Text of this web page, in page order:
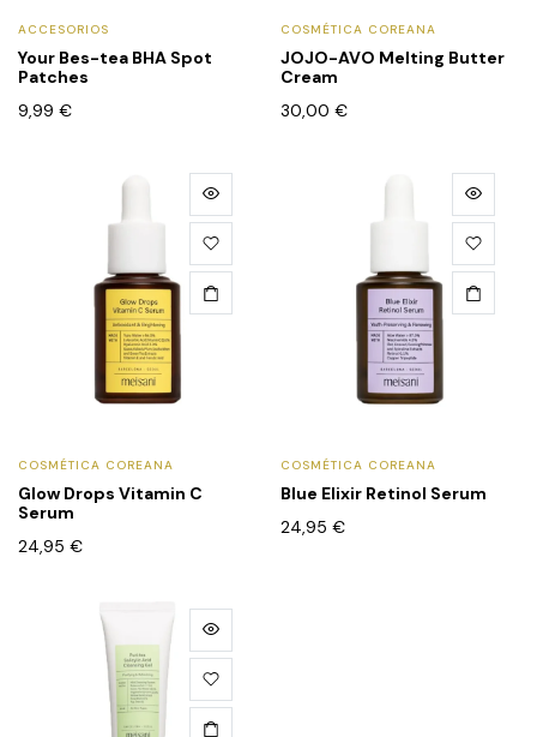
ACCESORIOS
Your Bes-tea BHA Spot
Patches
9,99 €
COSMÉTICA COREANA
JOJO-AVO Melting Butter
Cream
30,00 €
COSMÉTICA COREANA
Glow Drops Vitamin C
Serum
24,95 €
COSMÉTICA COREANA
Blue Elixir Retinol Serum
24,95 €